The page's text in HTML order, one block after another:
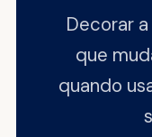
Decorar
que
quando